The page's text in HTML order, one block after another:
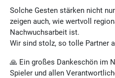
Solche Gesten stärken nicht
zeigen auch, wie wertvoll
Nachwuchsarbeit ist.
Wir sind stolz, so tolle Partner
🙏 Ein großes Dankeschön im
Spieler und allen